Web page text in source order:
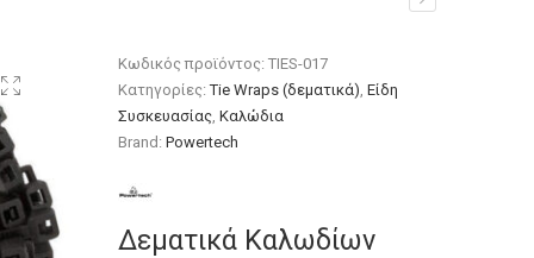
Κωδικός προϊόντος:TIES-017
Κατηγορίες:Tie Wraps (δεματικά),Είδη
Συσκευασίας,Καλώδια
Brand:Powertech
Δεματικά Καλωδίων